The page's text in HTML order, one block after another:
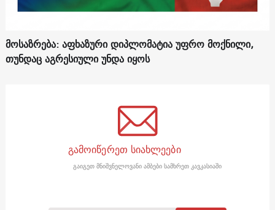
მოსაზრება: აფხაზური დიპლომატია უფრო მოქნილი,
თუნდაც აგრესიული უნდა იყოს
გამოიწერეთ სიახლეები
გაიგეთ მნიშვნელოვანი ამბები სამხრეთ კავკასიაში